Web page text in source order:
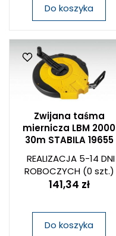
Do koszyka
Zwijana taśma
miernicza LBM 2000
30m STABILA 19655
REALIZACJA 5-14 DNI
ROBOCZYCH(0 szt.)
141,34 zł
Do koszyka